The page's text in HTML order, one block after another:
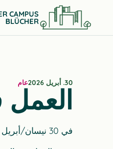
CAMPUS
BLÜCHER
30. أبريل 2026 عام
في 30 نيسان/أبريل عمل الجميع معًا في حديقة الحرم. حضّر الأطفال والكبار الأحواض، وزرعوا نباتات جديدة واعتنوا بالزوايا الخضراء في الفناء.